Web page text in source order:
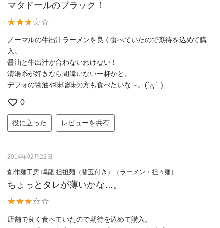
マタドールのブラック！
ノーマルの牛出汁ラーメンを良く食べていたので期待を込めて購
入。
醤油と牛出汁が合わないわけない！
清湯系が好きなら間違いない一杯かと。
デフォの醤油や味噌味の方も食べたいな～。(´д｀)
0
役に立った レビューを共有
2014年02月22日
創作麺工房 鳴龍 担担麺（替玉付き）（ラーメン・担々麺）
ちょっとタレが薄いかな…。
店舗で良く食べていたので期待を込めて購入。